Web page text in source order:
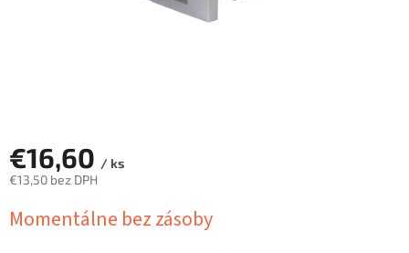
€16,60 / ks
€13,50 bez DPH
cena:
Momentálne bez zásoby